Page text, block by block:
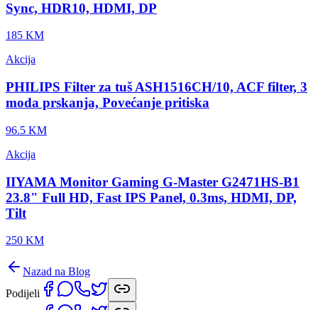
Sync, HDR10, HDMI, DP
185 KM
Akcija
PHILIPS Filter za tuš ASH1516CH/10, ACF filter, 3
moda prskanja, Povećanje pritiska
96.5 KM
Akcija
IIYAMA Monitor Gaming G-Master G2471HS-B1
23.8" Full HD, Fast IPS Panel, 0.3ms, HDMI, DP,
Tilt
250 KM
Nazad na Blog
Podijeli